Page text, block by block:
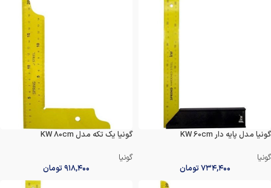
گونیا مدل پایه دار KW 60cm
گونیا
۷۳۴,۴۰۰تومان
گونیا یک تکه مدل KW 80cm
گونیا
۹۱۸,۴۰۰تومان